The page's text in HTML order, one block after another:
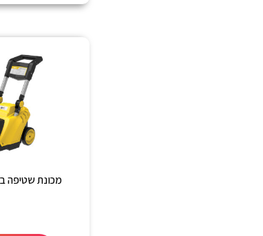
מכונת שטיפה בלחץ